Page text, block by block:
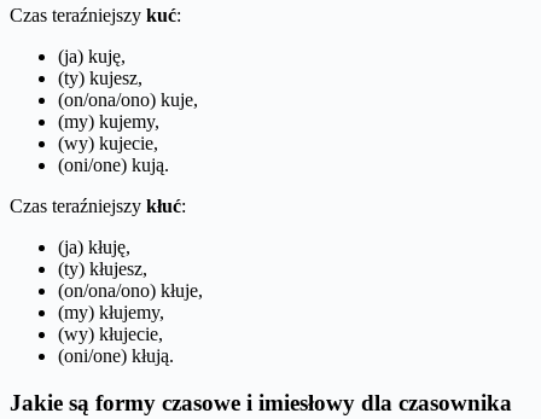
Czas teraźniejszy kuć:
(ja) kuję,
(ty) kujesz,
(on/ona/ono) kuje,
(my) kujemy,
(wy) kujecie,
(oni/one) kują.
Czas teraźniejszy kłuć:
(ja) kłuję,
(ty) kłujesz,
(on/ona/ono) kłuje,
(my) kłujemy,
(wy) kłujecie,
(oni/one) kłują.
Jakie są formy czasowe i imiesłowy dla czasownika